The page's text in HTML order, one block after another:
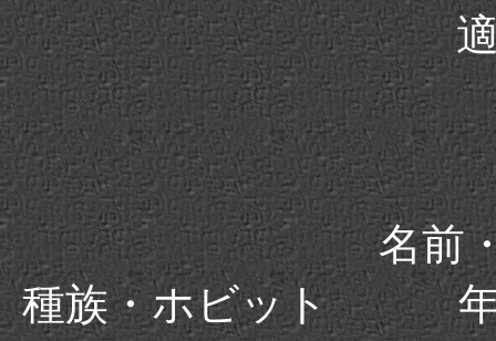
名前
種族・ホビッ